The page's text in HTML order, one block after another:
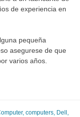
de experiencia en
pequeña
asegurese de que
varios años.
, computers, Dell ,